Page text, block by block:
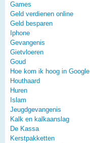
Games
Geld verdienen online
Geld besparen
Iphone
Gevangenis
Gietvloeren
Goud
Hoe kom ik hoog in Google
Houthaard
Huren
Islam
Jeugdgevangenis
Kalk en kalkaanslag
De Kassa
Kerstpakketten